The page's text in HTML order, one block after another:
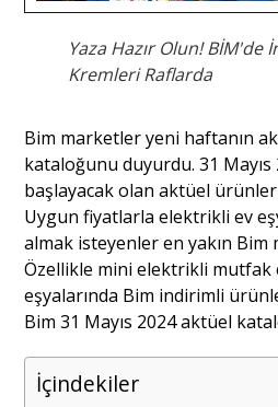
Yaza Hazır Olun! BİM'de
Kremleri Raflarda
Bim marketler yeni haftanın
kataloğunu duyurdu. 31
başlayacak olan aktüel
Uygun fiyatlarla elektrikli ev
almak isteyenler en yakın Bim
Özellikle mini elektrikli mutfak
eşyalarında Bim indirimli
Bim 31 Mayıs 2024 aktüel
İçindekiler